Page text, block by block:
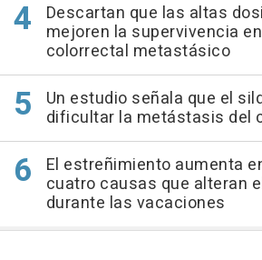
Descartan que las altas
mejoren la supervivencia
colorrectal metastásico
Un estudio señala que el
dificultar la metástasis del
El estreñimiento aumenta
cuatro causas que alteran
durante las vacaciones